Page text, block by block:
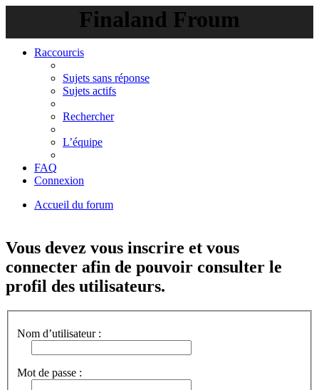
Finaland Froum
Raccourcis
Sujets sans réponse
Sujets actifs
Rechercher
L’équipe
FAQ
Connexion
Accueil du forum
Vous devez vous inscrire et vous
connecter afin de pouvoir consulter le
profil des utilisateurs.
Nom d’utilisateur :
Mot de passe :